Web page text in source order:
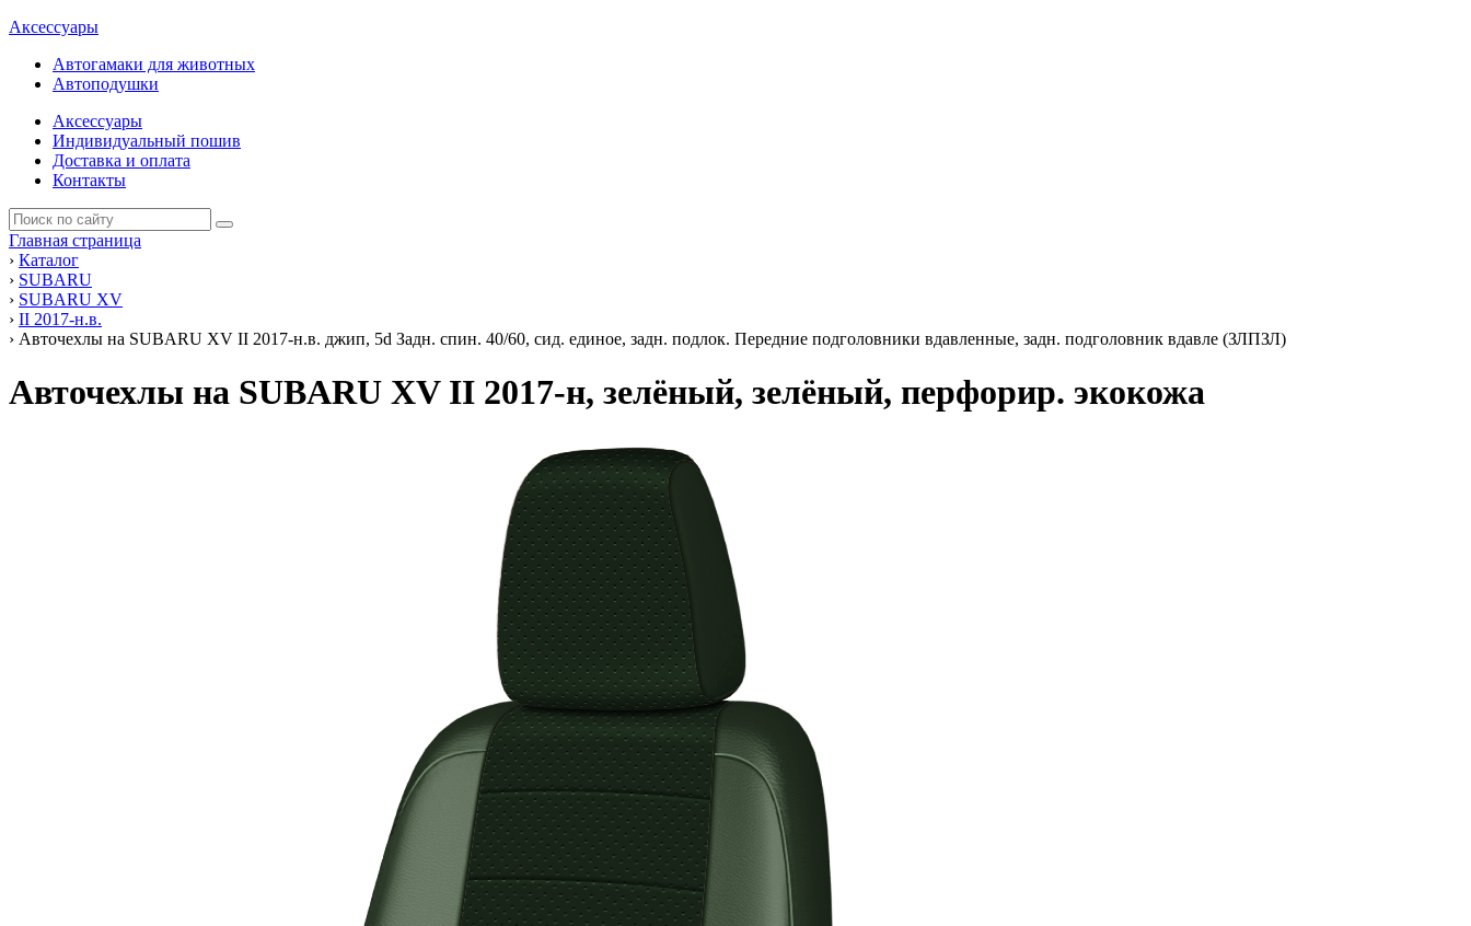
Аксессуары
Автогамаки для животных
Автоподушки
Аксессуары
Индивидуальный пошив
Доставка и оплата
Контакты
Главная страница
› Каталог
› SUBARU
› SUBARU XV
› II 2017-н.в.
› Авточехлы на SUBARU XV II 2017-н.в. джип, 5d Задн. спин. 40/60, сид. единое, задн. подлок. Передние подголовники вдавленные, задн. подголовник вдавле (ЗЛПЗЛ)
Авточехлы на SUBARU XV II 2017-н, зелёный, зелёный, перфорир. экокожа